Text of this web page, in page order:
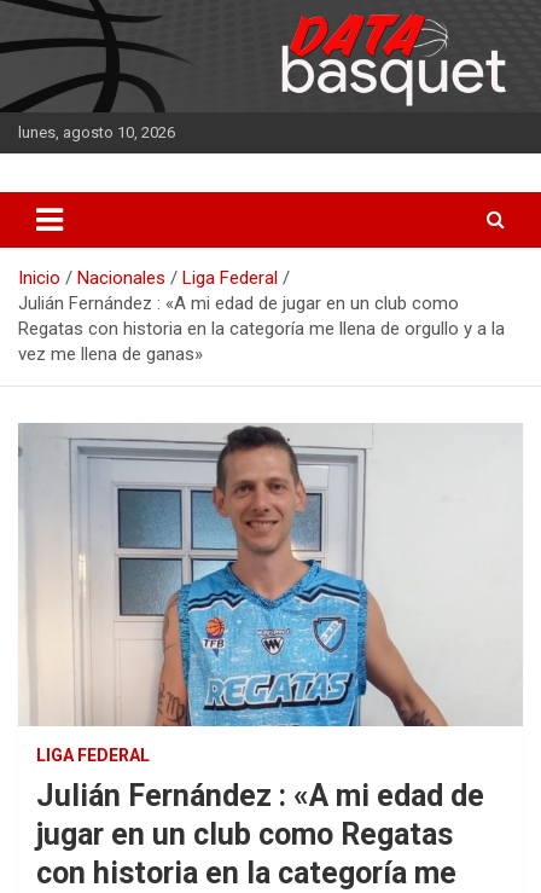
Saltar
al
contenido
lunes, agosto 10, 2026
DATA Basquet
Inicio Nacionales
Liga Federal
Julián Fernández : «A mi edad de jugar en un club como
Regatas con historia en la categoría me llena de orgullo y a la
vez me llena de ganas»
LIGA FEDERAL
Julián Fernández : «A mi edad de
jugar en un club como Regatas
con historia en la categoría me